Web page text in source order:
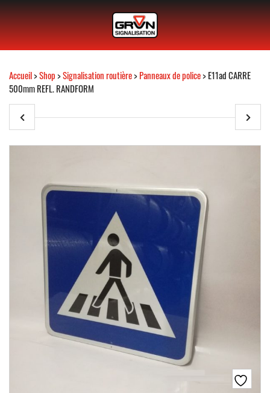
Accueil>Shop>Signalisation routière>Panneaux de police> E11ad CARRE
500mm REFL. RANDFORM